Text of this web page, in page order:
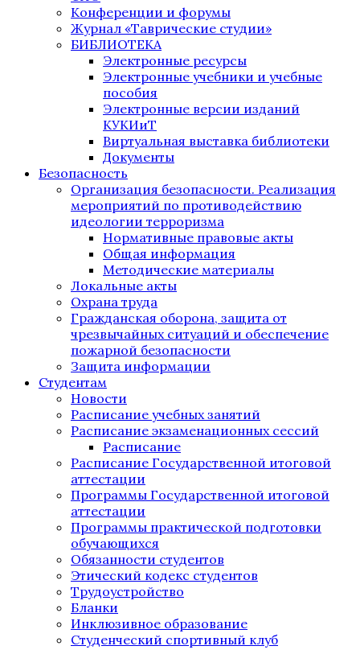
Конференции и форумы
Журнал «Таврические студии»
БИБЛИОТЕКА
Электронные ресурсы
Электронные учебники и учебные
пособия
Электронные версии изданий
КУКИиТ
Виртуальная выставка библиотеки
Документы
Безопасность
Организация безопасности. Реализация
мероприятий по противодействию
идеологии терроризма
Нормативные правовые акты
Общая информация
Методические материалы
Локальные акты
Охрана труда
Гражданская оборона, защита от
чрезвычайных ситуаций и обеспечение
пожарной безопасности
Защита информации
Студентам
Новости
Расписание учебных занятий
Расписание экзаменационных сессий
Расписание
Расписание Государственной итоговой
аттестации
Программы Государственной итоговой
аттестации
Программы практической подготовки
обучающихся
Обязанности студентов
Этический кодекс студентов
Трудоустройство
Бланки
Инклюзивное образование
Студенческий спортивный клуб